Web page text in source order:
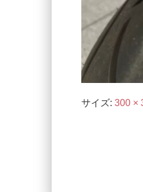
サイズ: 300 ×